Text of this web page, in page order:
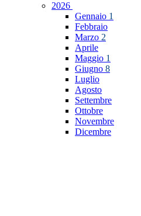
2026
Gennaio 1
Febbraio
Marzo 2
Aprile
Maggio 1
Giugno 8
Luglio
Agosto
Settembre
Ottobre
Novembre
Dicembre